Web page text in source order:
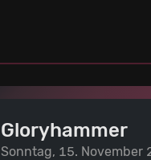
Gloryhammer
Sonntag, 15. November